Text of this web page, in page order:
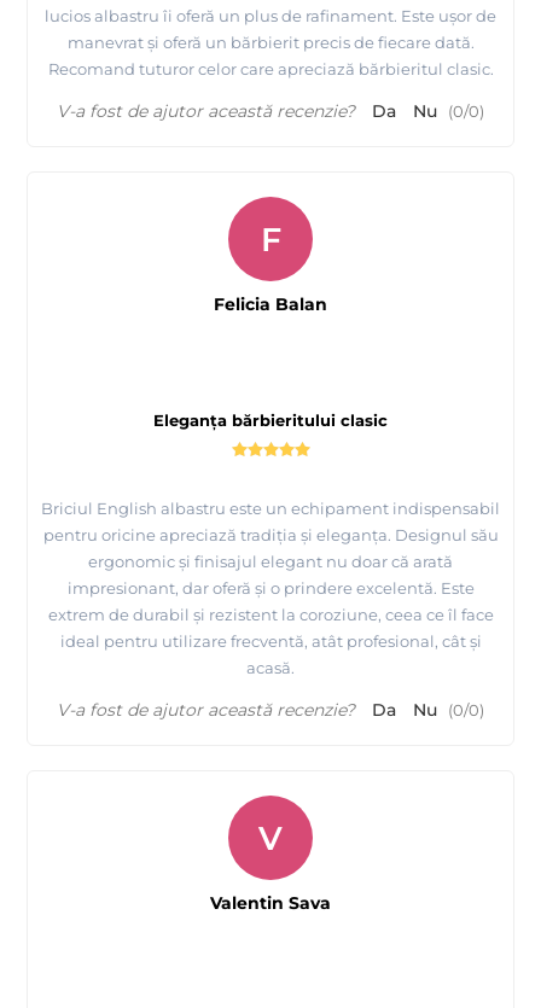
lucios albastru îi oferă un plus de rafinament. Este ușor de
manevrat și oferă un bărbierit precis de fiecare dată.
Recomand tuturor celor care apreciază bărbieritul clasic.
V-a fost de ajutor această recenzie? Da Nu (0/0)
Eleganța bărbieritului clasic
Briciul English albastru este un echipament indispensabil
pentru oricine apreciază tradiția și eleganța. Designul său
ergonomic și finisajul elegant nu doar că arată
impresionant, dar oferă și o prindere excelentă. Este
extrem de durabil și rezistent la coroziune, ceea ce îl face
ideal pentru utilizare frecventă, atât profesional, cât și
acasă.
F
Felicia Balan
V-a fost de ajutor această recenzie? Da Nu (0/0)
V
Valentin Sava